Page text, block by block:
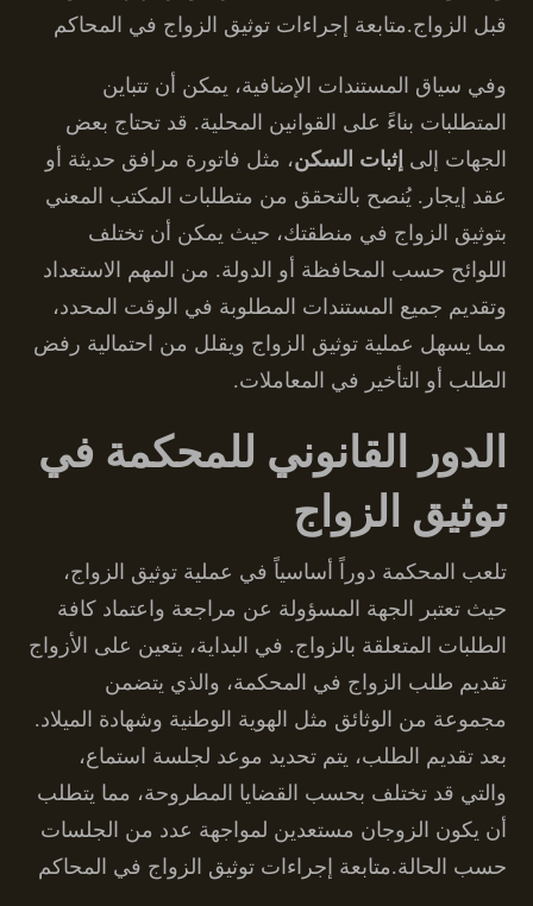
قبل الزواج.متابعة إجراءات توثيق الزواج في المحاكم
وفي سياق المستندات الإضافية، يمكن أن تتباين
المتطلبات بناءً على القوانين المحلية. قد تحتاج بعض
الجهات إلى إثبات السكن، مثل فاتورة مرافق حديثة أو
عقد إيجار. يُنصح بالتحقق من متطلبات المكتب المعني
بتوثيق الزواج في منطقتك، حيث يمكن أن تختلف
اللوائح حسب المحافظة أو الدولة. من المهم الاستعداد
وتقديم جميع المستندات المطلوبة في الوقت المحدد،
مما يسهل عملية توثيق الزواج ويقلل من احتمالية رفض
الطلب أو التأخير في المعاملات.
الدور القانوني للمحكمة في
توثيق الزواج
تلعب المحكمة دوراً أساسياً في عملية توثيق الزواج،
حيث تعتبر الجهة المسؤولة عن مراجعة واعتماد كافة
الطلبات المتعلقة بالزواج. في البداية، يتعين على الأزواج
تقديم طلب الزواج في المحكمة، والذي يتضمن
مجموعة من الوثائق مثل الهوية الوطنية وشهادة الميلاد.
بعد تقديم الطلب، يتم تحديد موعد لجلسة استماع،
والتي قد تختلف بحسب القضايا المطروحة، مما يتطلب
أن يكون الزوجان مستعدين لمواجهة عدد من الجلسات
حسب الحالة.متابعة إجراءات توثيق الزواج في المحاكم